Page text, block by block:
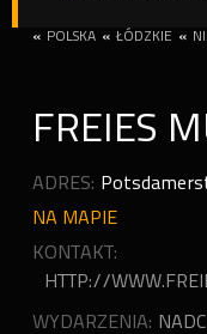
« POLSKA « ŁÓDZKIE «
FREIES
ADRES:
NA MAPIE
KONTAKT:
HTTP://
WYDARZENIA: